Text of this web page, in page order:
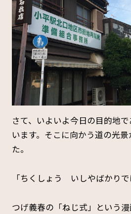
さて、いよいよ今日の目的地
います。そこに向かう道の光
た。
「ちくしょう いしやばかりで
つげ義春の「ねじ式」という